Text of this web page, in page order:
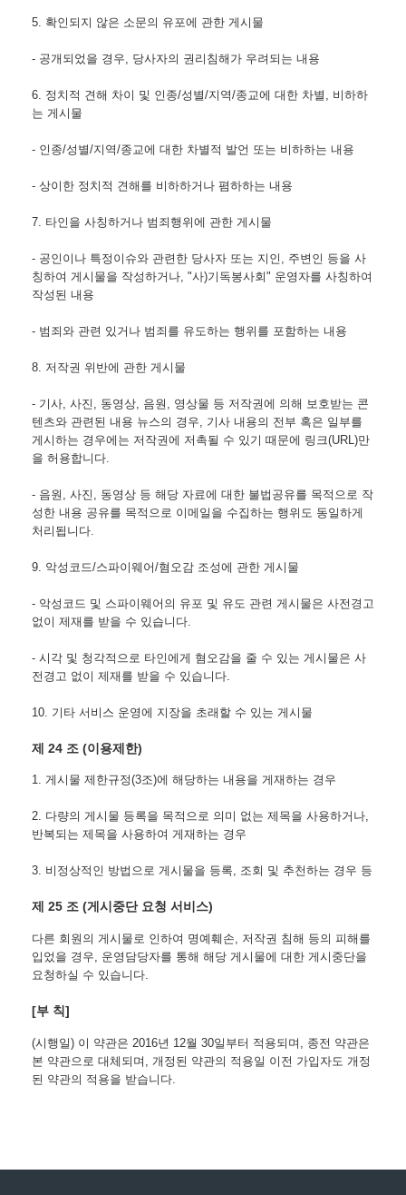
5. 확인되지 않은 소문의 유포에 관한 게시물
- 공개되었을 경우, 당사자의 권리침해가 우려되는 내용
6. 정치적 견해 차이 및 인종/성별/지역/종교에 대한 차별, 비하하
는 게시물
- 인종/성별/지역/종교에 대한 차별적 발언 또는 비하하는 내용
- 상이한 정치적 견해를 비하하거나 폄하하는 내용
7. 타인을 사칭하거나 범죄행위에 관한 게시물
- 공인이나 특정이슈와 관련한 당사자 또는 지인, 주변인 등을 사
칭하여 게시물을 작성하거나, "사)기독봉사회" 운영자를 사칭하여
작성된 내용
- 범죄와 관련 있거나 범죄를 유도하는 행위를 포함하는 내용
8. 저작권 위반에 관한 게시물
- 기사, 사진, 동영상, 음원, 영상물 등 저작권에 의해 보호받는 콘
텐츠와 관련된 내용 뉴스의 경우, 기사 내용의 전부 혹은 일부를
게시하는 경우에는 저작권에 저촉될 수 있기 때문에 링크(URL)만
을 허용합니다.
- 음원, 사진, 동영상 등 해당 자료에 대한 불법공유를 목적으로 작
성한 내용 공유를 목적으로 이메일을 수집하는 행위도 동일하게
처리됩니다.
9. 악성코드/스파이웨어/혐오감 조성에 관한 게시물
- 악성코드 및 스파이웨어의 유포 및 유도 관련 게시물은 사전경고
없이 제재를 받을 수 있습니다.
- 시각 및 청각적으로 타인에게 혐오감을 줄 수 있는 게시물은 사
전경고 없이 제재를 받을 수 있습니다.
10. 기타 서비스 운영에 지장을 초래할 수 있는 게시물
제 24 조 (이용제한)
1. 게시물 제한규정(3조)에 해당하는 내용을 게재하는 경우
2. 다량의 게시물 등록을 목적으로 의미 없는 제목을 사용하거나,
반복되는 제목을 사용하여 게재하는 경우
3. 비정상적인 방법으로 게시물을 등록, 조회 및 추천하는 경우 등
제 25 조 (게시중단 요청 서비스)
다른 회원의 게시물로 인하여 명예훼손, 저작권 침해 등의 피해를
입었을 경우, 운영담당자를 통해 해당 게시물에 대한 게시중단을
요청하실 수 있습니다.
[부 칙]
(시행일) 이 약관은 2016년 12월 30일부터 적용되며, 종전 약관은
본 약관으로 대체되며, 개정된 약관의 적용일 이전 가입자도 개정
된 약관의 적용을 받습니다.